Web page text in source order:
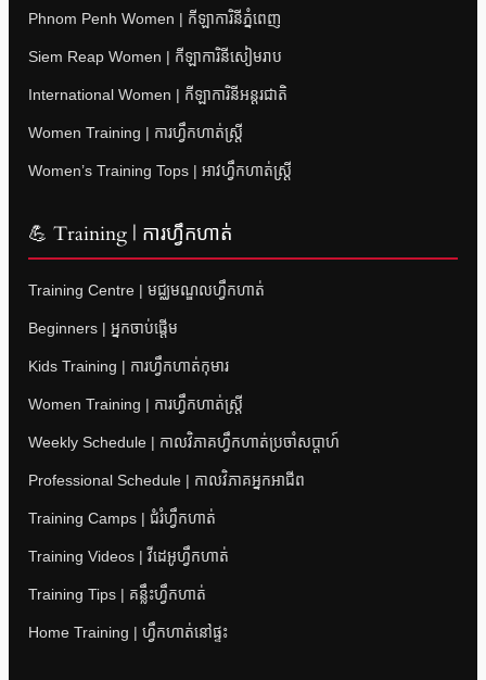
Phnom Penh Women | កីឡាការិនីភ្នំពេញ
Siem Reap Women | កីឡាការិនីសៀមរាប
International Women | កីឡាការិនីអន្តរជាតិ
Women Training | ការហ្វឹកហាត់ស្ត្រី
Women’s Training Tops | អាវហ្វឹកហាត់ស្ត្រី
💪 Training | ការហ្វឹកហាត់
Training Centre | មជ្ឈមណ្ឌលហ្វឹកហាត់
Beginners | អ្នកចាប់ផ្តើម
Kids Training | ការហ្វឹកហាត់កុមារ
Women Training | ការហ្វឹកហាត់ស្ត្រី
Weekly Schedule | កាលវិភាគហ្វឹកហាត់ប្រចាំសប្តាហ៍
Professional Schedule | កាលវិភាគអ្នកអាជីព
Training Camps | ជំរំហ្វឹកហាត់
Training Videos | វីដេអូហ្វឹកហាត់
Training Tips | គន្លឹះហ្វឹកហាត់
Home Training | ហ្វឹកហាត់នៅផ្ទះ